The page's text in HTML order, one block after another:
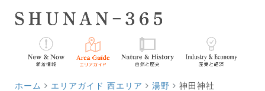
ホーム エリアガイド 西エリア 湯野 神田神社